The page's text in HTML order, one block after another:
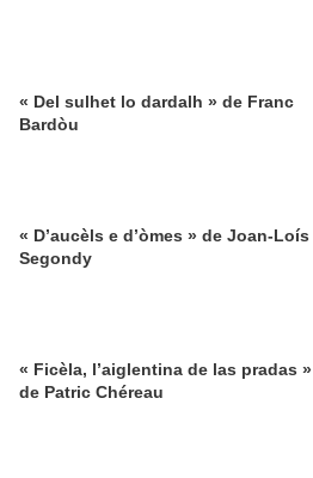
« Del sulhet lo dardalh » de Franc
Bardòu
« D’aucèls e d’òmes » de Joan-Loís
Segondy
« Ficèla, l’aiglentina de las pradas »
de Patric Chéreau